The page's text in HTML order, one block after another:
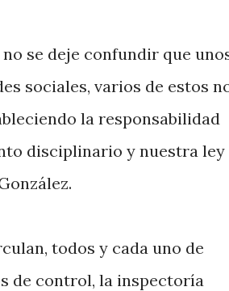
se deje confundir que
sociales, varios de estos
la responsabilidad
disciplinario y nuestra ley
todos y cada uno de
de control, la inspectoría